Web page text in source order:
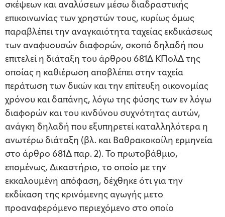
σκέψεων και αναλύσεων μέσω διαδραστικής
επικοινωνίας των χρηστών τους, κυρίως όμως
παραβλέπει την αναγκαιότητα ταχείας εκδικάσεως
των αναφυουσών διαφορών, σκοπό δηλαδή που
επιτελεί η διάταξη του άρθρου 681Δ ΚΠολΔ της
οποίας η καθιέρωση αποβλέπει στην ταχεία
περάτωση των δικών και την επίτευξη οικονομίας
χρόνου και δαπάνης, λόγω της φύσης των εν λόγω
διαφορών και του κινδύνου συχνότητας αυτών,
ανάγκη δηλαδή που εξυπηρετεί καταλληλότερα η
ανωτέρω διάταξη (βλ. και Βαθρακοκοίλη ερμηνεία
στο άρθρο 681Δ παρ. 2). Το πρωτοβάθμιο,
επομένως, Δικαστήριο, το οποίο με την
εκκαλουμένη απόφαση, δέχθηκε ότι για την
εκδίκαση της κρινόμενης αγωγής μετο
προαναφερόμενο περιεχόμενο στο οποίο